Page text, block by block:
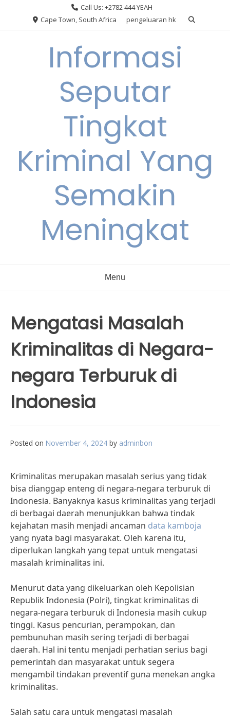
Call Us: +2782 444 YEAH
Cape Town, South Africa
pengeluaran hk
Informasi
Seputar
Tingkat
Kriminal Yang
Semakin
Meningkat
Menu
Mengatasi Masalah
Kriminalitas di Negara-
negara Terburuk di
Indonesia
Posted on November 4, 2024 by adminbon
Kriminalitas merupakan masalah serius yang tidak
bisa dianggap enteng di negara-negara terburuk di
Indonesia. Banyaknya kasus kriminalitas yang terjadi
di berbagai daerah menunjukkan bahwa tindak
kejahatan masih menjadi ancaman data kamboja
yang nyata bagi masyarakat. Oleh karena itu,
diperlukan langkah yang tepat untuk mengatasi
masalah kriminalitas ini.
Menurut data yang dikeluarkan oleh Kepolisian
Republik Indonesia (Polri), tingkat kriminalitas di
negara-negara terburuk di Indonesia masih cukup
tinggi. Kasus pencurian, perampokan, dan
pembunuhan masih sering terjadi di berbagai
daerah. Hal ini tentu menjadi perhatian serius bagi
pemerintah dan masyarakat untuk segera
mengambil tindakan preventif guna menekan angka
kriminalitas.
Salah satu cara untuk mengatasi masalah